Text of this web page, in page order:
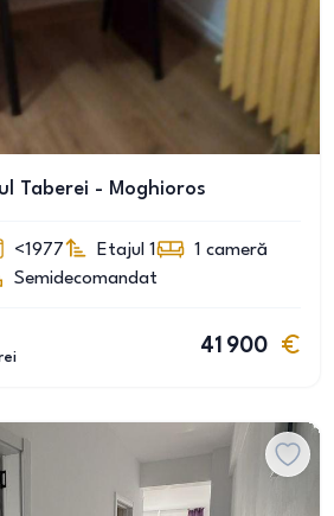
Taberei - Moghioros
<1977 Etajul 1 1 cameră
Semidecomandat
41 900